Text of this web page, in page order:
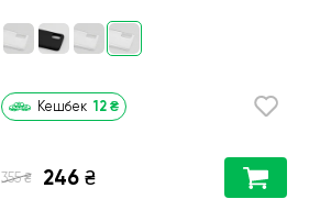
Кешбек 12 ₴
355 ₴ 246 ₴